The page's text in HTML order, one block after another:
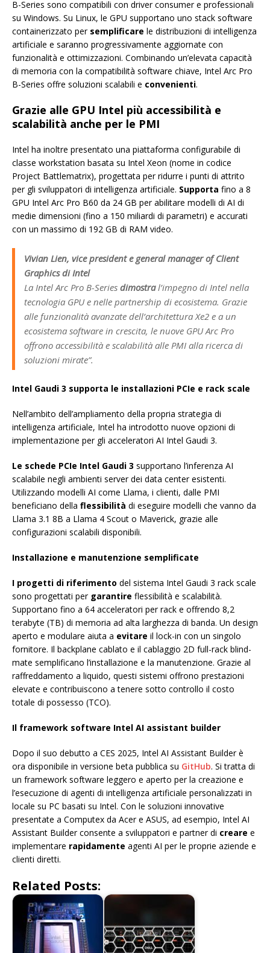
B-Series sono compatibili con driver consumer e professionali
su Windows. Su Linux, le GPU supportano uno stack software
containerizzato per semplificare le distribuzioni di intelligenza
artificiale e saranno progressivamente aggiornate con
funzionalità e ottimizzazioni. Combinando un’elevata capacità
di memoria con la compatibilità software chiave, Intel Arc Pro
B-Series offre soluzioni scalabili e convenienti.
Grazie alle GPU Intel più accessibilità e
scalabilità anche per le PMI
Intel ha inoltre presentato una piattaforma configurabile di
classe workstation basata su Intel Xeon (nome in codice
Project Battlematrix), progettata per ridurre i punti di attrito
per gli sviluppatori di intelligenza artificiale. Supporta fino a 8
GPU Intel Arc Pro B60 da 24 GB per abilitare modelli di AI di
medie dimensioni (fino a 150 miliardi di parametri) e accurati
con un massimo di 192 GB di RAM video.
Vivian Lien, vice president e general manager of Client
Graphics di Intel
La Intel Arc Pro B-Series dimostral’impegno di Intel nella
tecnologia GPU e nelle partnership di ecosistema. Grazie
alle funzionalità avanzate dell’architettura Xe2 e a un
ecosistema software in crescita, le nuove GPU Arc Pro
offrono accessibilità e scalabilità alle PMI alla ricerca di
soluzioni mirate”.
Intel Gaudi 3 supporta le installazioni PCIe e rack scale
Nell’ambito dell’ampliamento della propria strategia di
intelligenza artificiale, Intel ha introdotto nuove opzioni di
implementazione per gli acceleratori AI Intel Gaudi 3.
Le schede PCIe Intel Gaudi 3 supportano l’inferenza AI
scalabile negli ambienti server dei data center esistenti.
Utilizzando modelli AI come Llama, i clienti, dalle PMI
beneficiano della flessibilità di eseguire modelli che vanno da
Llama 3.1 8B a Llama 4 Scout o Maverick, grazie alle
configurazioni scalabili disponibili.
Installazione e manutenzione semplificate
I progetti di riferimento del sistema Intel Gaudi 3 rack scale
sono progettati per garantire flessibilità e scalabilità.
Supportano fino a 64 acceleratori per rack e offrendo 8,2
terabyte (TB) di memoria ad alta larghezza di banda. Un design
aperto e modulare aiuta a evitare il lock-in con un singolo
fornitore. Il backplane cablato e il cablaggio 2D full-rack blind-
mate semplificano l’installazione e la manutenzione. Grazie al
raffreddamento a liquido, questi sistemi offrono prestazioni
elevate e contribuiscono a tenere sotto controllo il costo
totale di possesso (TCO).
Il framework software Intel AI assistant builder
Dopo il suo debutto a CES 2025, Intel AI Assistant Builder è
ora disponibile in versione beta pubblica su GitHub. Si tratta di
un framework software leggero e aperto per la creazione e
l’esecuzione di agenti di intelligenza artificiale personalizzati in
locale su PC basati su Intel. Con le soluzioni innovative
presentate a Computex da Acer e ASUS, ad esempio, Intel AI
Assistant Builder consente a sviluppatori e partner di creare e
implementare rapidamente agenti AI per le proprie aziende e
clienti diretti.
Related Posts: